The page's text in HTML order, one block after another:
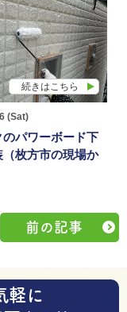
続きはこちら
(Sat)
のパワーボード下
枚方市の現場か
前の記事
軽に